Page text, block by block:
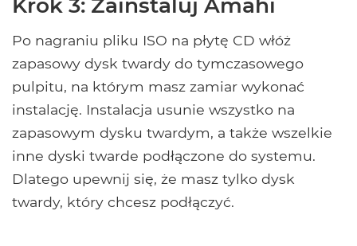
Po nagraniu pliku ISO na płytę CD włóż
zapasowy dysk twardy do tymczasowego
pulpitu, na którym masz zamiar wykonać
instalację. Instalacja usunie wszystko na
zapasowym dysku twardym, a także wszelkie
inne dyski twarde podłączone do systemu.
Dlatego upewnij się, że masz tylko dysk
twardy, który chcesz podłączyć.